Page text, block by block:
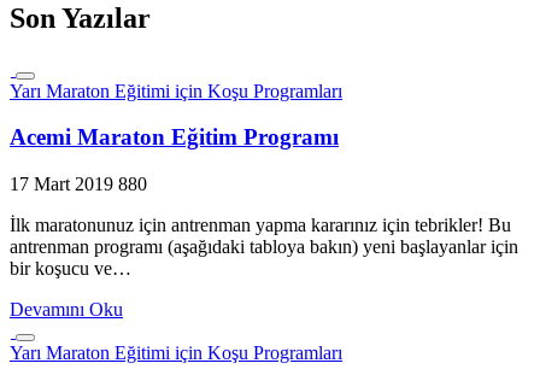
Son Yazılar
Yarı Maraton Eğitimi için Koşu Programları
Acemi Maraton Eğitim Programı
17 Mart 2019 880
İlk maratonunuz için antrenman yapma kararınız için tebrikler! Bu
antrenman programı (aşağıdaki tabloya bakın) yeni başlayanlar için
bir koşucu ve…
Devamını Oku
Yarı Maraton Eğitimi için Koşu Programları